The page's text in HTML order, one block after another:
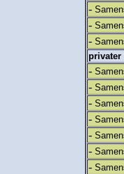
-
-
-
privater
-
-
-
-
-
-
-